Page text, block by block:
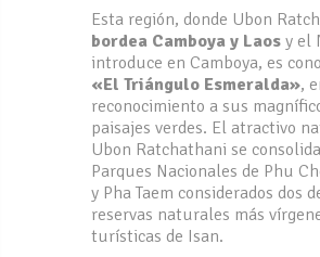
Esta región, donde Ubon
bordea Camboya y Laos y el
introduce en Camboya, es
«El Triángulo Esmeralda»,
reconocimiento a sus
paisajes verdes. El atractivo
Ubon Ratchathani se
Parques Nacionales de Phu
y Pha Taem considerados dos
reservas naturales más
turísticas de Isan.